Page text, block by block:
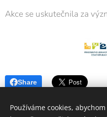
Akce se uskutečnila za
Share
Používáme cookies,